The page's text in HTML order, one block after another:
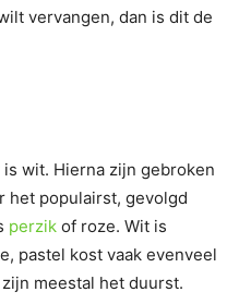
vervangen, dan is dit de
wit. Hierna zijn gebroken
het populairst, gevolgd
perzik of roze. Wit is
pastel kost vaak evenveel
meestal het duurst.